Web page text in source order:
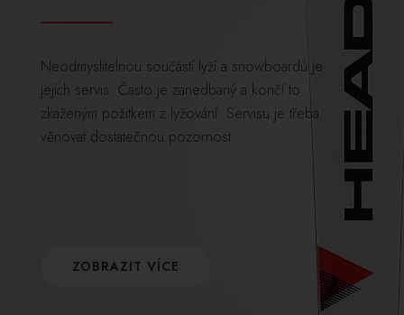
Neodmyslitelnou součástí lyží a snowboardů je
jejich servis. Často je zanedbaný a končí to
zkaženým požitkem z lyžování. Servisu je třeba
věnovat dostatečnou pozornost.
ZOBRAZIT VÍCE